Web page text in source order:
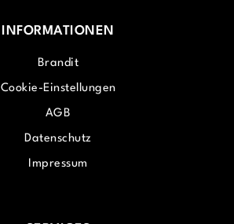
INFORMATIONEN
Brandit
Cookie-Einstellungen
AGB
Datenschutz
Impressum